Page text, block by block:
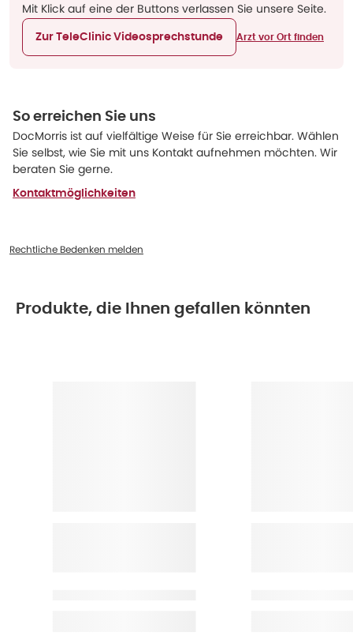
Mit Klick auf eine der Buttons verlassen Sie unsere Seite.
Zur TeleClinic Videosprechstunde Arzt vor Ort finden
So erreichen Sie uns
DocMorris ist auf vielfältige Weise für Sie erreichbar. Wählen
Sie selbst, wie Sie mit uns Kontakt aufnehmen möchten. Wir
beraten Sie gerne.
Kontaktmöglichkeiten
Rechtliche Bedenken melden
Produkte, die Ihnen gefallen könnten